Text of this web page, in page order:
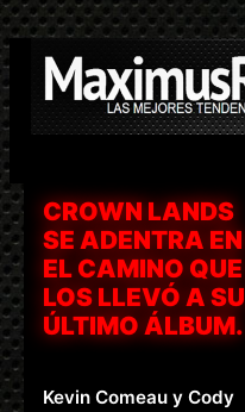
Saltar
al
contenido
CROWN LANDS
SE ADENTRA EN
EL CAMINO QUE
LOS LLEVÓ A SU
ÚLTIMO ÁLBUM.
Kevin Comeau y Cody